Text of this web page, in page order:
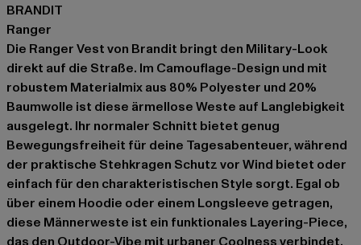
BRANDIT
Ranger
Die Ranger Vest von Brandit bringt den Military-Look
direkt auf die Straße. Im Camouflage-Design und mit
robustem Materialmix aus 80% Polyester und 20%
Baumwolle ist diese ärmellose Weste auf Langlebigkeit
ausgelegt. Ihr normaler Schnitt bietet genug
Bewegungsfreiheit für deine Tagesabenteuer, während
der praktische Stehkragen Schutz vor Wind bietet oder
einfach für den charakteristischen Style sorgt. Egal ob
über einem Hoodie oder einem Longsleeve getragen,
diese Männerweste ist ein funktionales Layering-Piece,
das den Outdoor-Vibe mit urbaner Coolness verbindet.